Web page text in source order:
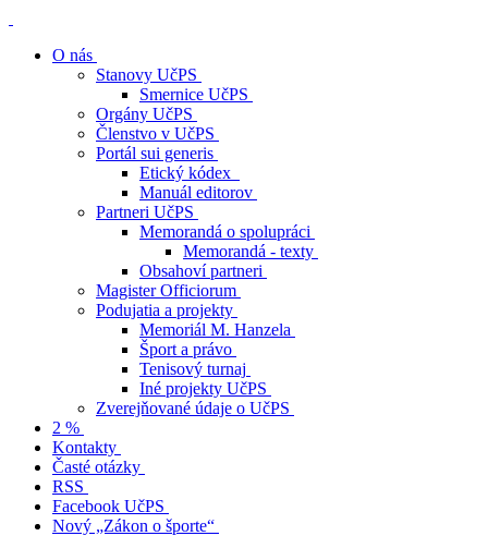
O nás
Stanovy UčPS
Smernice UčPS
Orgány UčPS
Členstvo v UčPS
Portál sui generis
Etický kódex
Manuál editorov
Partneri UčPS
Memorandá o spolupráci
Memorandá - texty
Obsahoví partneri
Magister Officiorum
Podujatia a projekty
Memoriál M. Hanzela
Šport a právo
Tenisový turnaj
Iné projekty UčPS
Zverejňované údaje o UčPS
2 %
Kontakty
Časté otázky
RSS
Facebook UčPS
Nový „Zákon o športe“